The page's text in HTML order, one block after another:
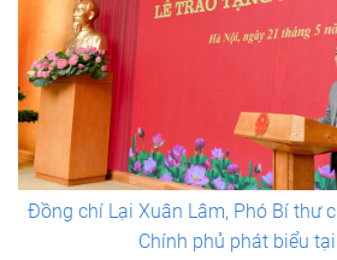
Đồng chí Lại Xuân Lâm, Phó Bí thư
Chính phủ phát biểu